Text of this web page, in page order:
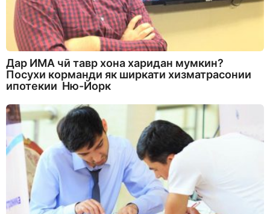
Дар ИМА чӣ тавр хона харидан мумкин?
Посухи корманди як ширкати хизматрасонии
ипотекии Ню-Йорк